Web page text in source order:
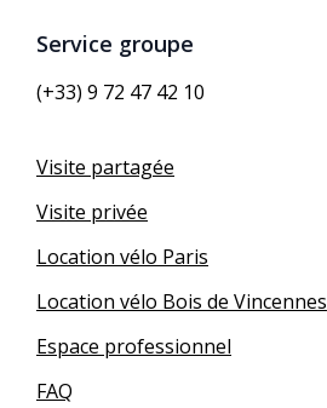
Service groupe
(+33) 9 72 47 42 10
Visite partagée
Visite privée
Location vélo Paris
Location vélo Bois de Vincennes
Espace professionnel
FAQ